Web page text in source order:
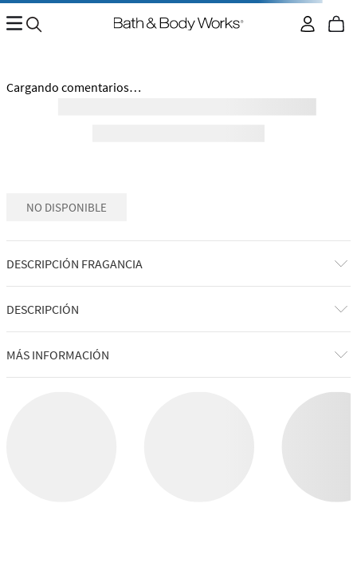
Cargando comentarios…
NO DISPONIBLE
DESCRIPCIÓN FRAGANCIA
DESCRIPCIÓN
MÁS INFORMACIÓN